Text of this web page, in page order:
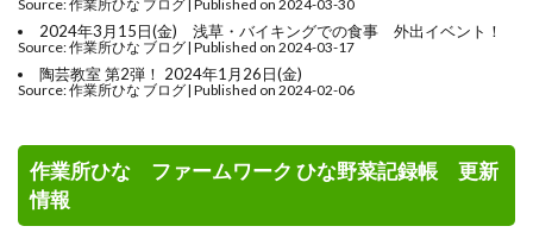
Source: 作業所ひな ブログ Published on 2024-03-30
2024年3月15日(金) 浅草・バイキングでの食事 外出イベント！
Source: 作業所ひな ブログ Published on 2024-03-17
陶芸教室 第2弾！ 2024年1月26日(金)
Source: 作業所ひな ブログ Published on 2024-02-06
作業所ひな ファームワーク ひな野菜記録帳 更新
情報